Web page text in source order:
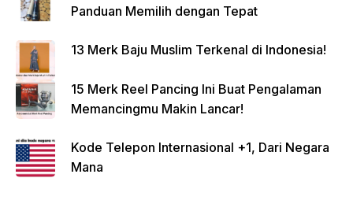
Panduan Memilih dengan Tepat
13 Merk Baju Muslim Terkenal di Indonesia!
15 Merk Reel Pancing Ini Buat Pengalaman
Memancingmu Makin Lancar!
Kode Telepon Internasional +1, Dari Negara
Mana